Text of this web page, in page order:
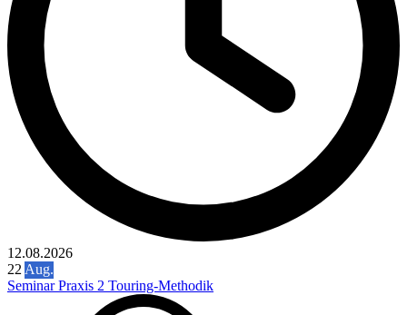
12.08.2026
22 Aug.
Seminar Praxis 2 Touring-Methodik